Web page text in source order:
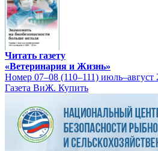
Читать газету
«Ветеринария и Жизнь»
Номер 07–08 (110–111) июль–август
Газета ВиЖ. Купить